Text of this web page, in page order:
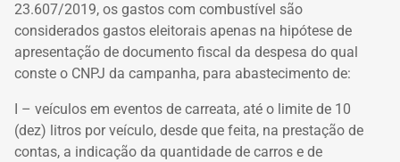
23.607/2019, os gastos com combustível são
considerados gastos eleitorais apenas na hipótese de
apresentação de documento fiscal da despesa do qual
conste o CNPJ da campanha, para abastecimento de:
I – veículos em eventos de carreata, até o limite de 10
(dez) litros por veículo, desde que feita, na prestação de
contas, a indicação da quantidade de carros e de